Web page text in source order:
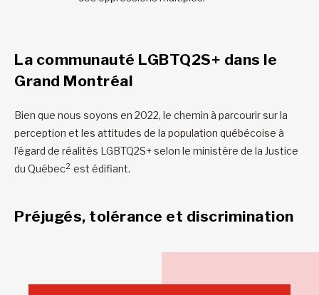
La communauté LGBTQ2S+ dans le
Grand Montréal
Bien que nous soyons en 2022, le chemin à parcourir sur la
perception et les attitudes de la population québécoise à
l’égard de réalités LGBTQ2S+ selon le ministère de la Justice
du Québec2 est édifiant.
Préjugés, tolérance et discrimination